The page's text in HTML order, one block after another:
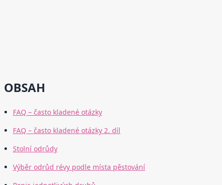
OBSAH
FAQ – často kladené otázky
FAQ – často kladené otázky 2. díl
Stolní odrůdy
Výběr odrůd révy podle místa pěstování